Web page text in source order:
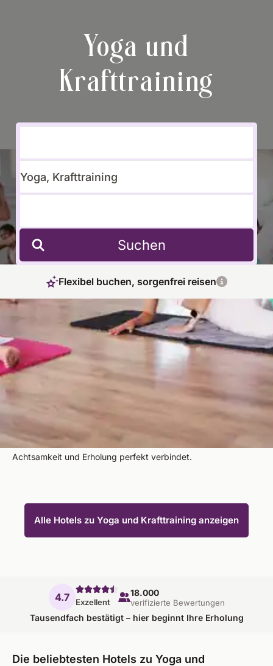
Yoga und
Krafttraining
Suchen
Flexibel buchen, sorgenfrei reisen
Kraft, Flexibilität und Balance – Yoga &
Krafttraining Retreat für Körper und Geist
Yoga für Kraftsportler mag auf den ersten Blick ungewöhnlich
erscheinen, doch es ist der ideale Ausgleich zum intensiven
Training. Spezielle Yoga Stile unterstützen gezielt den
Muskelaufbau, fördern Beweglichkeit und Regeneration. Mit
Yoga Escapes erleben Sie einen Urlaub, der Kraft,
Achtsamkeit und Erholung perfekt verbindet.
Alle Hotels zu Yoga und Krafttraining anzeigen
4.7 Exzellent
18.000
verifizierte Bewertungen
Tausendfach bestätigt – hier beginnt Ihre Erholung
Die beliebtesten Hotels zu Yoga und